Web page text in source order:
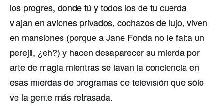
los progres, donde tú y todos los de tu cuerda
viajan en aviones privados, cochazos de lujo, viven
en mansiones (porque a Jane Fonda no le falta un
perejil, ¿eh?) y hacen desaparecer su mierda por
arte de magia mientras se lavan la conciencia en
esas mierdas de programas de televisión que sólo
ve la gente más retrasada.